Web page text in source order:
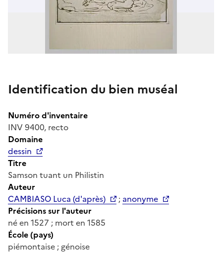
Identification du bien muséal
Numéro d'inventaire
INV 9400, recto
Domaine
dessin
Titre
Samson tuant un Philistin
Auteur
CAMBIASO Luca (d'après)
; anonyme
Précisions sur l'auteur
né en 1527 ; mort en 1585
École (pays)
piémontaise ; génoise